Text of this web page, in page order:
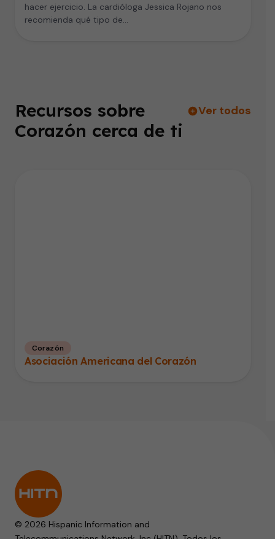
hacer ejercicio. La cardióloga Jessica Rojano nos
recomienda qué tipo de…
Recursos sobre
Corazón cerca de ti
Ver todos
Corazón
Asociación Americana del Corazón
© 2026 Hispanic Information and